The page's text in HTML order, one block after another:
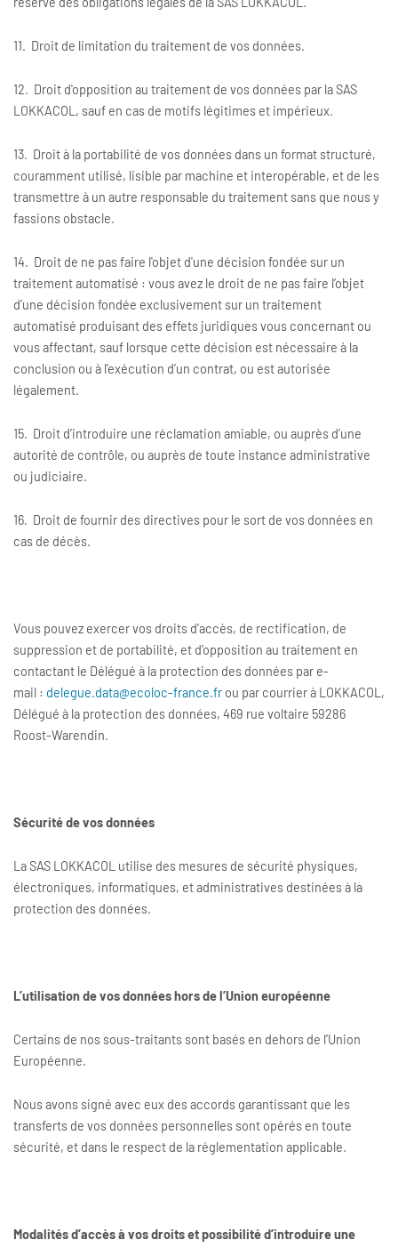
11. Droit de limitation du traitement de vos données.
12. Droit d'opposition au traitement de vos données par la SAS
LOKKACOL, sauf en cas de motifs légitimes et impérieux.
13. Droit à la portabilité de vos données dans un format structuré,
couramment utilisé, lisible par machine et interopérable, et de les
transmettre à un autre responsable du traitement sans que nous y
fassions obstacle.
14. Droit de ne pas faire l'objet d'une décision fondée sur un
traitement automatisé : vous avez le droit de ne pas faire l’objet
d’une décision fondée exclusivement sur un traitement
automatisé produisant des effets juridiques vous concernant ou
vous affectant, sauf lorsque cette décision est nécessaire à la
conclusion ou à l’exécution d’un contrat, ou est autorisée
légalement.
15. Droit d’introduire une réclamation amiable, ou auprès d’une
autorité de contrôle, ou auprès de toute instance administrative
ou judiciaire.
16. Droit de fournir des directives pour le sort de vos données en
cas de décès.
Vous pouvez exercer vos droits d’accès, de rectification, de
suppression et de portabilité, et d’opposition au traitement en
contactant le Délégué à la protection des données par e-
mail : delegue.data@ecoloc-france.fr ou par courrier à LOKKACOL,
Délégué à la protection des données, 469 rue voltaire 59286
Roost-Warendin.
Sécurité de vos données
La SAS LOKKACOL utilise des mesures de sécurité physiques,
électroniques, informatiques, et administratives destinées à la
protection des données.
L’utilisation de vos données hors de l’Union européenne
Certains de nos sous-traitants sont basés en dehors de l’Union
Européenne.
Nous avons signé avec eux des accords garantissant que les
transferts de vos données personnelles sont opérés en toute
sécurité, et dans le respect de la réglementation applicable.
Modalités d’accès à vos droits et possibilité d’introduire une